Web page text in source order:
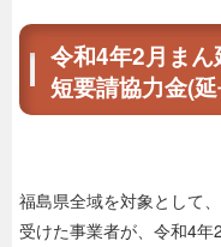
令和4年2月ま
短要請協力金(
福島県全域を対象として
受けた事業者が、令和4